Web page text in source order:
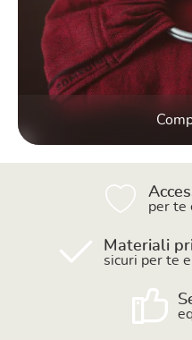
per te
Materiali
sicuri per te